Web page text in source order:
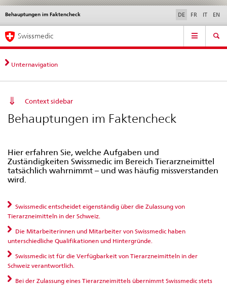
Direktnavigation
News,
Rechtsgrundlagen,
Kontakt
News & Updates Kontakt | Support & Hilfe
Behauptungen im Faktencheck
Sprachwahl DE FR IT EN
Service
Hauptnavigation
Swissmedic
Unternavigation
Context sidebar
Behauptungen im Faktencheck
Hier erfahren Sie, welche Aufgaben und
Zuständigkeiten Swissmedic im Bereich Tierarzneimittel
tatsächlich wahrnimmt – und was häufig missverstanden
wird.
Swissmedic entscheidet eigenständig über die Zulassung von
Tierarzneimitteln in der Schweiz.
Die Mitarbeiterinnen und Mitarbeiter von Swissmedic haben
unterschiedliche Qualifikationen und Hintergründe.
Swissmedic ist für die Verfügbarkeit von Tierarzneimitteln in der
Schweiz verantwortlich.
Bei der Zulassung eines Tierarzneimittels übernimmt Swissmedic stets